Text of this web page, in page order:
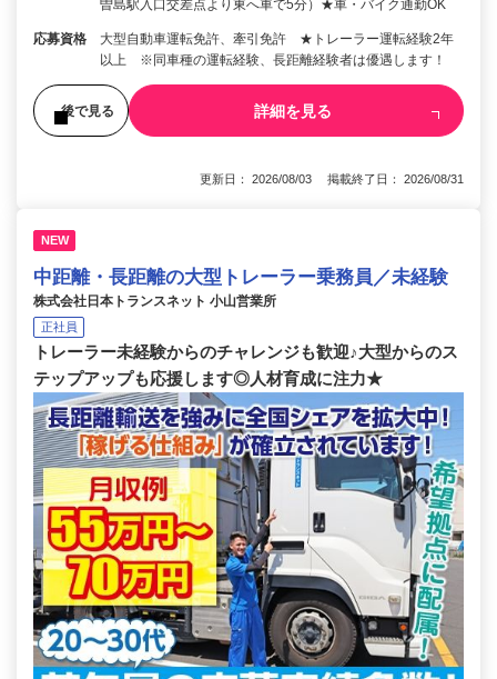
曽島駅入口交差点より東へ車で5分）★車・バイク通勤OK
応募資格
大型自動車運転免許、牽引免許 ★トレーラー運転経験2年
以上 ※同車種の運転経験、長距離経験者は優遇します！
後で見る 詳細を見る
更新日： 2026/08/03 掲載終了日： 2026/08/31
NEW
中距離・長距離の大型トレーラー乗務員／未経験
株式会社日本トランスネット 小山営業所
正社員
トレーラー未経験からのチャレンジも歓迎♪大型からのス
テップアップも応援します◎人材育成に注力★